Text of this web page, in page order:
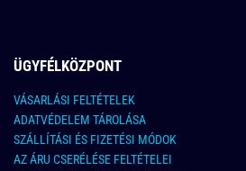
ÜGYFÉLKÖZPONT
VÁSARLÁSI FELTÉTELEK
ADATVÉDELEM TÁROLÁSA
SZÁLLÍTÁSI ÉS FIZETÉSI MÓDOK
AZ ÁRU CSERÉLÉSE FELTÉTELEI